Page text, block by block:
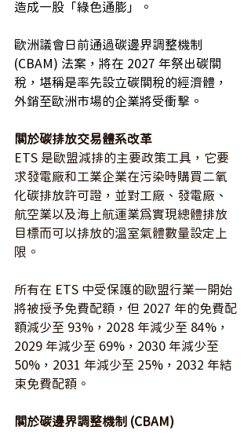
造成一股「綠色通膨」。
歐洲議會日前通過碳邊界調整機制
(CBAM) 法案，將在 2027 年祭出碳關
稅，堪稱是率先設立碳關稅的經濟體，
外銷至歐洲市場的企業將受衝擊。
關於碳排放交易體系改革
ETS 是歐盟減排的主要政策工具，它要
求發電廠和工業企業在污染時購買二氧
化碳排放許可證，並對工廠、發電廠、
航空業以及海上航運業為實現總體排放
目標而可以排放的溫室氣體數量設定上
限。
所有在 ETS 中受保護的歐盟行業一開始
將被授予免費配額，但 2027 年的免費配
額減少至 93%，2028 年減少至 84%，
2029 年減少至 69%，2030 年減少至
50%，2031 年減少至 25%，2032 年結
束免費配額。
關於碳邊界調整機制 (CBAM)